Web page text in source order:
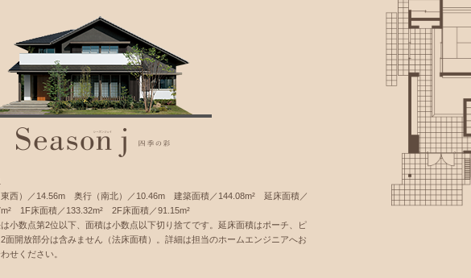
東西）／14.56m 奥行（南北）／10.46m 建築面積／144.08m² 延床面積／
1F床面積／133.32m² 2F床面積／91.15m²
小数点第2位以下、面積は小数点以下切り捨てです。延床面積はポーチ、ピ
2面開放部分は含みません（法床面積）。詳細は担当のホームエンジニアへお
せください。